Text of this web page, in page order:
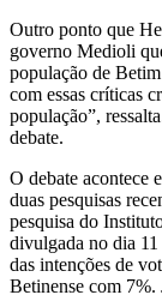
Outro ponto que
governo Medioli
população de
com essas críticas
população”,
debate.
O debate acontece
duas pesquisas
pesquisa do
divulgada no dia
das intenções de
Betinense com